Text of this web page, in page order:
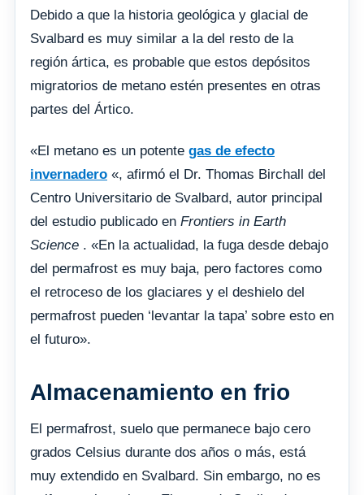
Debido a que la historia geológica y glacial de
Svalbard es muy similar a la del resto de la
región ártica, es probable que estos depósitos
migratorios de metano estén presentes en otras
partes del Ártico.
«El metano es un potente gas de efecto
invernadero «, afirmó el Dr. Thomas Birchall del
Centro Universitario de Svalbard, autor principal
del estudio publicado en Frontiers in Earth
Science . «En la actualidad, la fuga desde debajo
del permafrost es muy baja, pero factores como
el retroceso de los glaciares y el deshielo del
permafrost pueden ‘levantar la tapa’ sobre esto en
el futuro».
Almacenamiento en frio
El permafrost, suelo que permanece bajo cero
grados Celsius durante dos años o más, está
muy extendido en Svalbard. Sin embargo, no es